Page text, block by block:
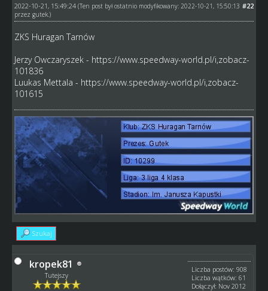
#22
2022-10-21, 15:49:24 (Ten post był ostatnio modyfikowany: 2022-10-21, 15:50:13
przez gutek.)
ZKS Huragan Tarnów
Jerzy Owczaryszek - https://www.speedway-world.pl/i,zobacz-
101836
Luukas Mettala - https://www.speedway-world.pl/i,zobacz-
101615
Szukaj
kropek81
Tutejszy
Liczba postów: 908
Liczba wątków: 61
Dołączył: Nov 2012